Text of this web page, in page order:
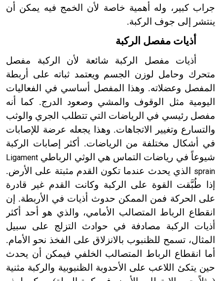
جراب كبير، وله أهمية خاصة لأن الخمج فيه يمكن أن
ينتشر إلى جوف الركبة.
أذيات مفصل الركبة
أذيات مفصل الركبة شائعة لأن الركبة مفصل
متحرك وحامل لوزن الجسم ويعتمد ثباته على أربطة
المفصل وعضلاته. وهذا المفصل أساسي في الفعاليات
اليومية مثل الوقوف والمشي وصعود الدرج. كما أنه
مفصل رئيسي في الرياضات التي تتطلب الجري والوثب
والتسارع وتغيير الاتجاهات. وهذا يجعله عرضة للإصابات
في أشكال مختلفة من الرياضات. أكثر إصابات الركبة
شيوعاً في رياضات التماس هي الوثي الرباطي Ligament
sprain
الذي يحدث عندما تكون القدم مثبتة على الأرض.
إذا طُبَّقت القوة على الركبة وكانت القدم غير قادرة
على الحركة فمن الممكن حدوث أذيات في الأربطة. إن
انقطاع الرباط المتصالب الأمامي، والذي هو أحد أكثر
أذيات الركبة مصادفة في حوادث التزلج على سبيل
المثال، تسمح للظنبوب بالانزلاق على الفخذ نحو الأمام.
أما انقطاع الرباط المتصالب الخلفي فيمكن أن يحدث
حين يتكئ اللاعب على الأحدوبة الظنبوبية والركبة مثنية